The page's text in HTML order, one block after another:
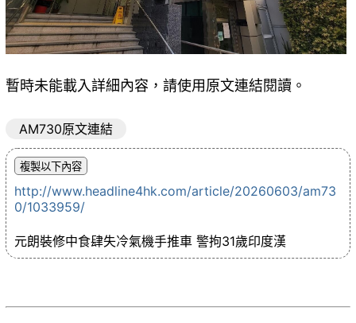
暫時未能載入詳細內容，請使用原文連結閱讀。
AM730原文連結
http://www.headline4hk.com/article/20260603/am73
0/1033959/
元朗裝修中食肆失冷氣機手推車 警拘31歲印度漢